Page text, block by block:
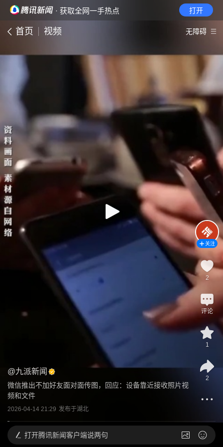
· 获取全网一手热点 打开
首页 视频 无障碍
@九派新闻
微信推出不加好友面对面传图，回应：设备靠近接收照片视
频和文件
2026-04-14 21:29 发布于湖北
关注
2
评论
1
2
打开腾讯新闻客户端说两句